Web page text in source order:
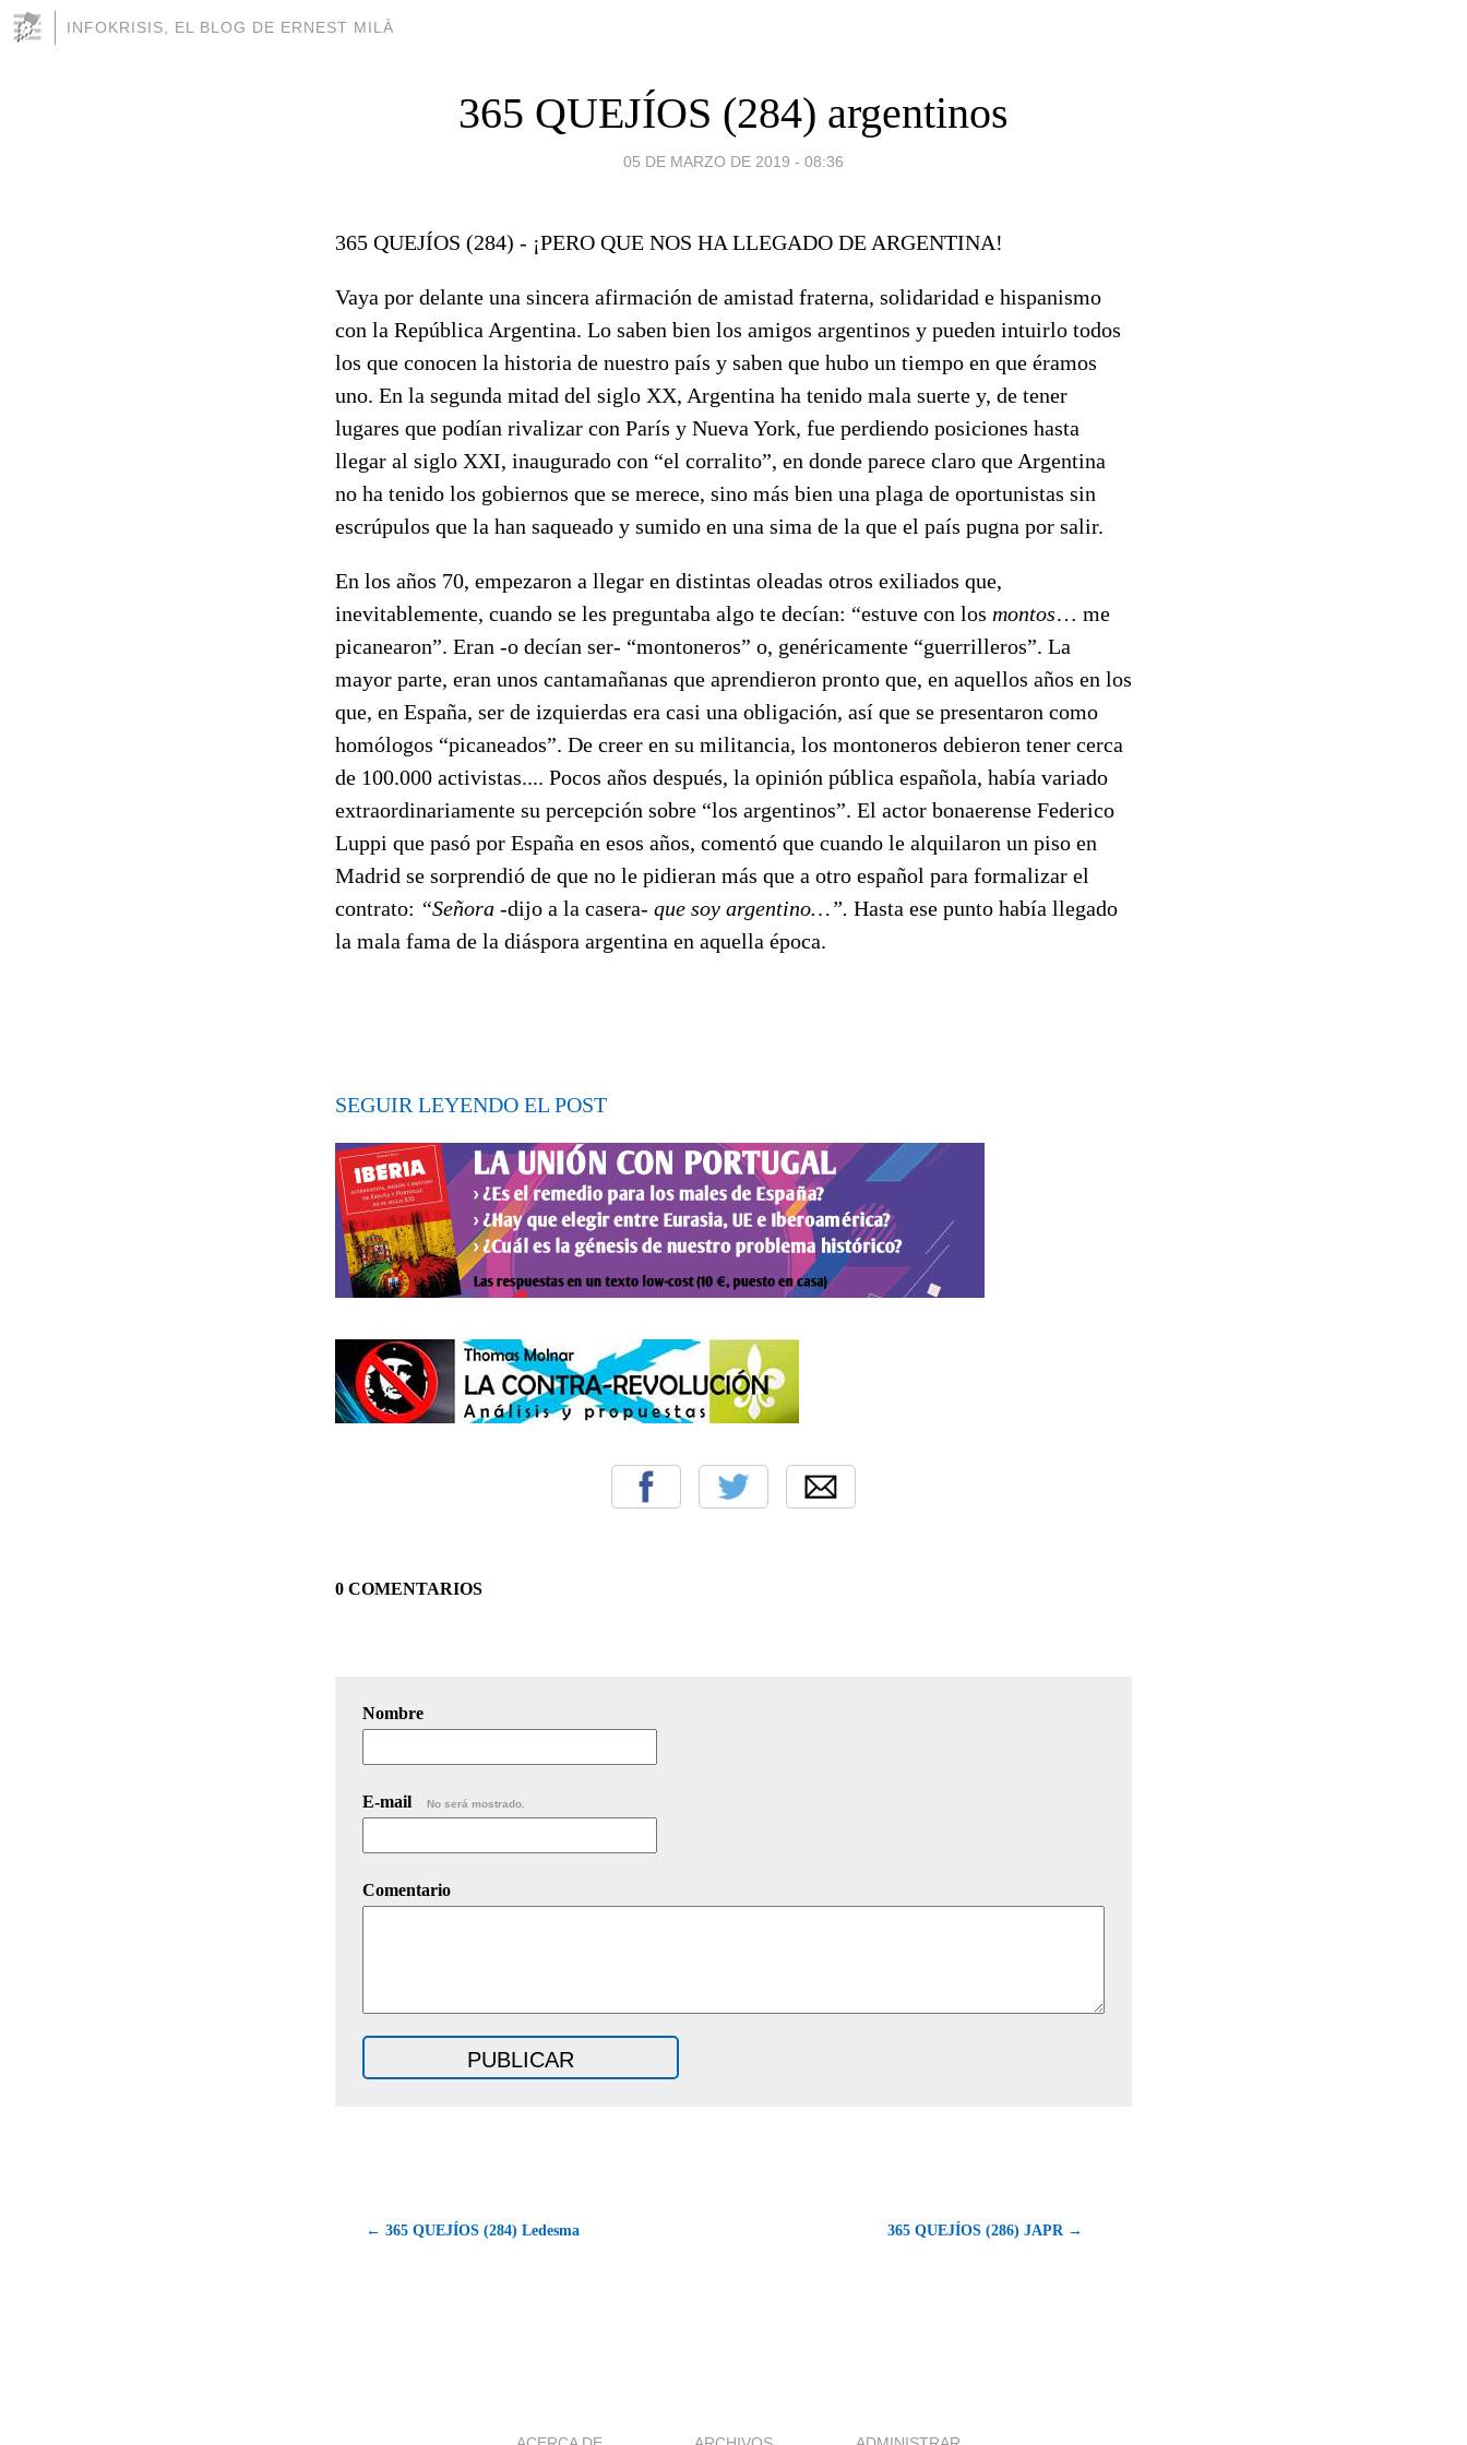
INFOKRISIS, EL BLOG DE ERNEST MILÀ
365 QUEJÍOS (284) argentinos
05 DE MARZO DE 2019 - 08:36
365 QUEJÍOS (284) - ¡PERO QUE NOS HA LLEGADO DE ARGENTINA!
Vaya por delante una sincera afirmación de amistad fraterna, solidaridad e hispanismo
con la República Argentina. Lo saben bien los amigos argentinos y pueden intuirlo todos
los que conocen la historia de nuestro país y saben que hubo un tiempo en que éramos
uno. En la segunda mitad del siglo XX, Argentina ha tenido mala suerte y, de tener
lugares que podían rivalizar con París y Nueva York, fue perdiendo posiciones hasta
llegar al siglo XXI, inaugurado con “el corralito”, en donde parece claro que Argentina
no ha tenido los gobiernos que se merece, sino más bien una plaga de oportunistas sin
escrúpulos que la han saqueado y sumido en una sima de la que el país pugna por salir.
En los años 70, empezaron a llegar en distintas oleadas otros exiliados que,
inevitablemente, cuando se les preguntaba algo te decían: “estuve con los montos… me
picanearon”. Eran -o decían ser- “montoneros” o, genéricamente “guerrilleros”. La
mayor parte, eran unos cantamañanas que aprendieron pronto que, en aquellos años en los
que, en España, ser de izquierdas era casi una obligación, así que se presentaron como
homólogos “picaneados”. De creer en su militancia, los montoneros debieron tener cerca
de 100.000 activistas.... Pocos años después, la opinión pública española, había variado
extraordinariamente su percepción sobre “los argentinos”. El actor bonaerense Federico
Luppi que pasó por España en esos años, comentó que cuando le alquilaron un piso en
Madrid se sorprendió de que no le pidieran más que a otro español para formalizar el
contrato: “Señora -dijo a la casera- que soy argentino…”. Hasta ese punto había llegado
la mala fama de la diáspora argentina en aquella época.
SEGUIR LEYENDO EL POST
0 COMENTARIOS
Nombre
E-mail No será mostrado.
Comentario
← 365 QUEJÍOS (284) Ledesma 365 QUEJÍOS (286) JAPR →